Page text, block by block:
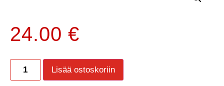
24.00 €
Lisää ostoskoriin